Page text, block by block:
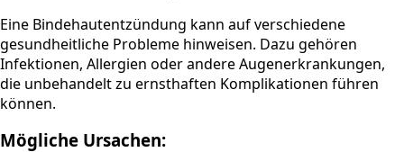
Eine Bindehautentzündung kann auf verschiedene
gesundheitliche Probleme hinweisen. Dazu gehören
Infektionen, Allergien oder andere Augenerkrankungen,
die unbehandelt zu ernsthaften Komplikationen führen
können.
Mögliche Ursachen: